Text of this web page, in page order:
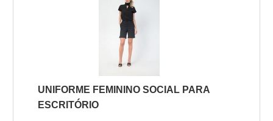
UNIFORME FEMININO SOCIAL PARA
ESCRITÓRIO